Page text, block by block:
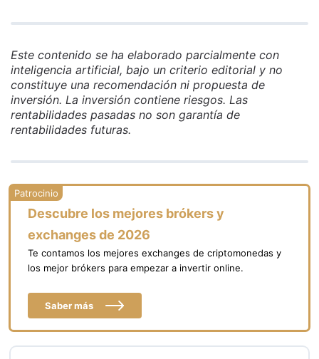
Este contenido se ha elaborado parcialmente con
inteligencia artificial, bajo un criterio editorial y no
constituye una recomendación ni propuesta de
inversión. La inversión contiene riesgos. Las
rentabilidades pasadas no son garantía de
rentabilidades futuras.
Descubre los mejores brókers y
exchanges de 2026
Te contamos los mejores exchanges de criptomonedas y
los mejor brókers para empezar a invertir online.
Saber más